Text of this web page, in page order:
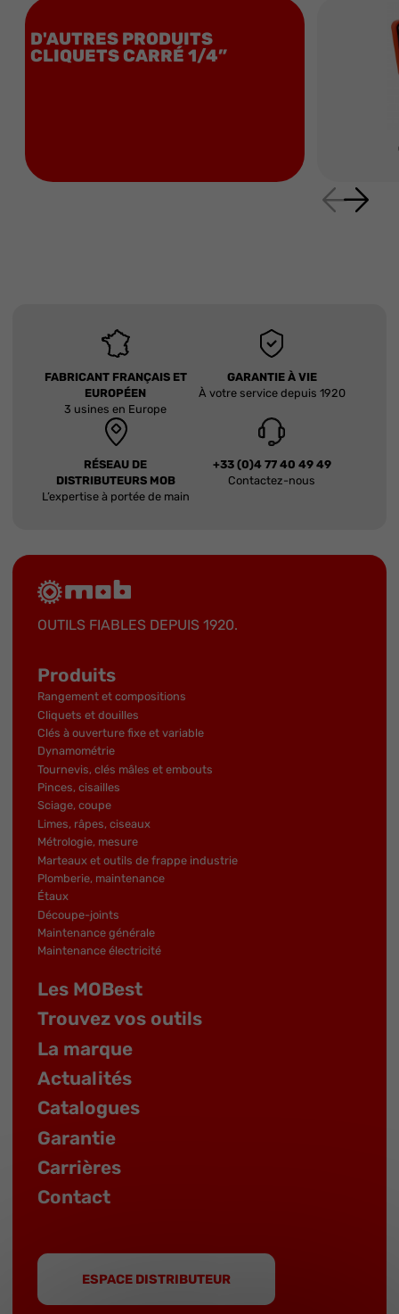
D'AUTRES PRODUITS
CLIQUETS CARRÉ 1/4”
FABRICANT FRANÇAIS ET
EUROPÉEN
3 usines en Europe
GARANTIE À VIE
À votre service depuis 1920
RÉSEAU DE
DISTRIBUTEURS MOB
L’expertise à portée de main
+33 (0)4 77 40 49 49
Contactez-nous
OUTILS FIABLES DEPUIS 1920.
Produits
Rangement et compositions
Cliquets et douilles
Clés à ouverture fixe et variable
Dynamométrie
Tournevis, clés mâles et embouts
Pinces, cisailles
Sciage, coupe
Limes, râpes, ciseaux
Métrologie, mesure
Marteaux et outils de frappe industrie
Plomberie, maintenance
Étaux
Découpe-joints
Maintenance générale
Maintenance électricité
Les MOBest
Trouvez vos outils
La marque
Actualités
Catalogues
Garantie
Carrières
Contact
ESPACE DISTRIBUTEUR